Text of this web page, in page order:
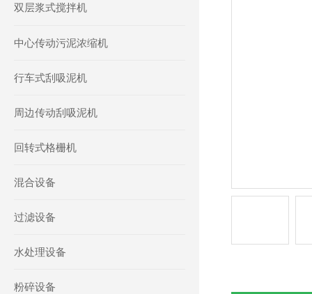
双层浆式搅拌机
中心传动污泥浓缩机
行车式刮吸泥机
周边传动刮吸泥机
回转式格栅机
混合设备
过滤设备
水处理设备
粉碎设备